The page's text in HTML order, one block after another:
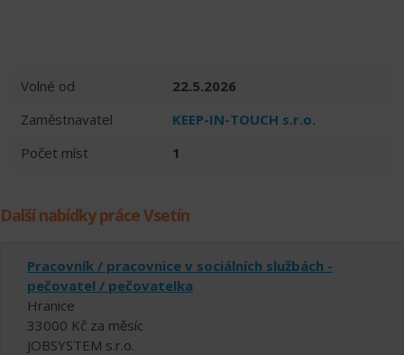
Volné od
22.5.2026
Zaměstnavatel
KEEP-IN-TOUCH s.r.o.
Počet míst
1
Další nabídky práce Vsetín
Pracovník / pracovnice v sociálních službách -
pečovatel / pečovatelka
Hranice
33000 Kč za měsíc
JOBSYSTEM s.r.o.